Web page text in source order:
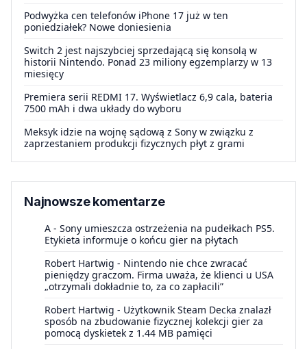
Podwyżka cen telefonów iPhone 17 już w ten
poniedziałek? Nowe doniesienia
Switch 2 jest najszybciej sprzedającą się konsolą w
historii Nintendo. Ponad 23 miliony egzemplarzy w 13
miesięcy
Premiera serii REDMI 17. Wyświetlacz 6,9 cala, bateria
7500 mAh i dwa układy do wyboru
Meksyk idzie na wojnę sądową z Sony w związku z
zaprzestaniem produkcji fizycznych płyt z grami
Najnowsze komentarze
A - Sony umieszcza ostrzeżenia na pudełkach PS5.
Etykieta informuje o końcu gier na płytach
Robert Hartwig - Nintendo nie chce zwracać
pieniędzy graczom. Firma uważa, że klienci u USA
„otrzymali dokładnie to, za co zapłacili”
Robert Hartwig - Użytkownik Steam Decka znalazł
sposób na zbudowanie fizycznej kolekcji gier za
pomocą dyskietek z 1.44 MB pamięci